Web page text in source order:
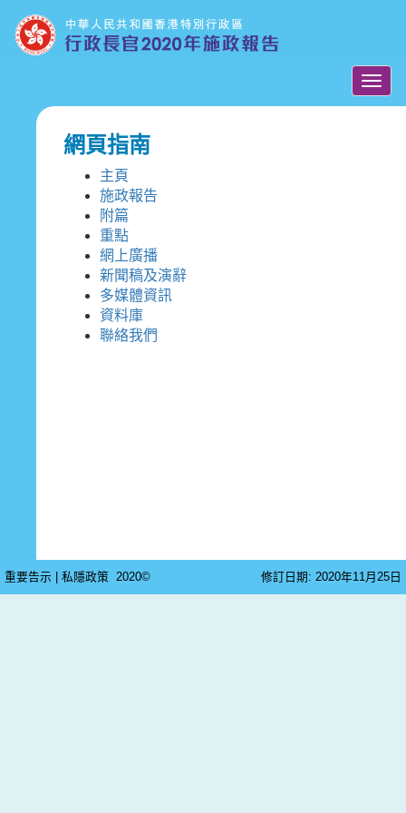
網頁指南
主頁
施政報告
附篇
重點
網上廣播
新聞稿及演辭
多媒體資訊
資料庫
聯絡我們
重要告示 私隱政策 2020© 修訂日期: 2020年11月25日